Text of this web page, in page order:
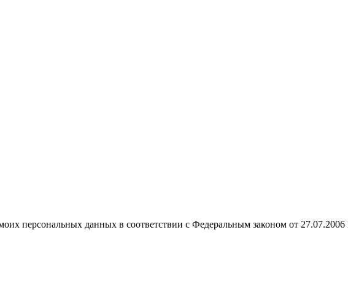
персональных данных в соответствии с Федеральным законом от